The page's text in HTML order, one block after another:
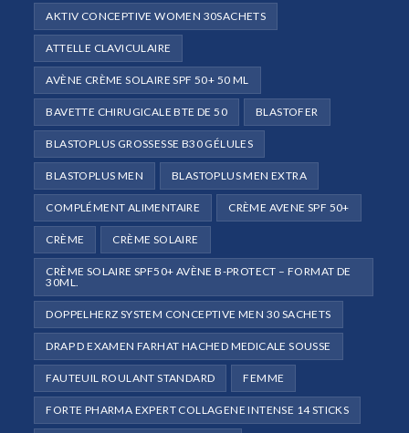
onglet
AKTIV CONCEPTIVE WOMEN 30SACHETS
ATTELLE CLAVICULAIRE
AVÈNE CRÈME SOLAIRE SPF 50+ 50 ML
BAVETTE CHIRUGICALE BTE DE 50 BLASTOFER
BLASTOPLUS GROSSESSE B30 GÉLULES
BLASTOPLUS MEN BLASTOPLUS MEN EXTRA
COMPLÉMENT ALIMENTAIRE CRÈME AVENE SPF 50+
CRÈME CRÈME SOLAIRE
CRÈME SOLAIRE SPF50+ AVÈNE B-PROTECT – FORMAT DE
30ML.
DOPPELHERZ SYSTEM CONCEPTIVE MEN 30 SACHETS
DRAP D EXAMEN FARHAT HACHED MEDICALE SOUSSE
FAUTEUIL ROULANT STANDARD FEMME
FORTE PHARMA EXPERT COLLAGENE INTENSE 14 STICKS